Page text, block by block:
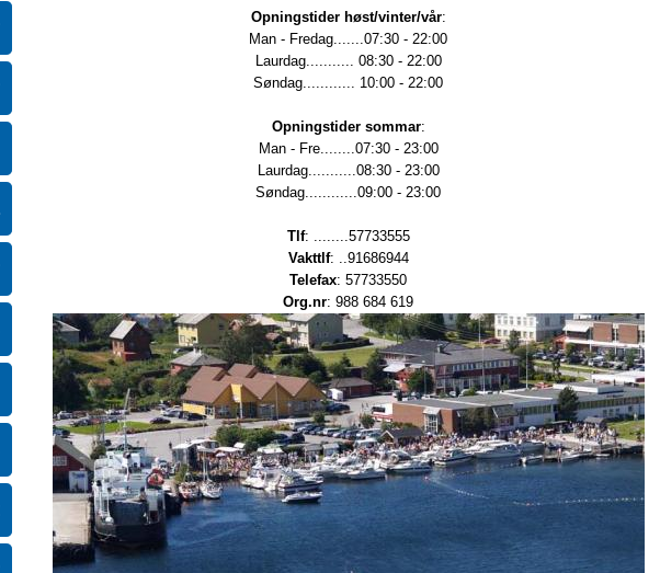
Opningstider høst/vinter/vår:
Man - Fredag.......07:30 - 22:00
Laurdag........... 08:30 - 22:00
Søndag............ 10:00 - 22:00
Opningstider sommar:
Man - Fre........07:30 - 23:00
Laurdag...........08:30 - 23:00
Søndag............09:00 - 23:00
Tlf: ........57733555
Vakttlf: ..91686944
Telefax: 57733550
Org.nr: 988 684 619